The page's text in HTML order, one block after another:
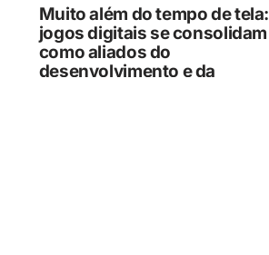
Muito além do tempo de tela:
jogos digitais se consolidam
como aliados do
desenvolvimento e da